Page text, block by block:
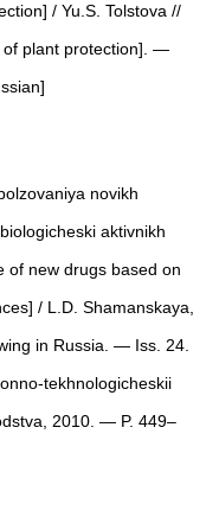
/ Yu.S. Tolstova //
plant protection]. —
novikh
aktivnikh
of new drugs based on
/ L.D. Shamanskaya,
in Russia. — Iss. 24.
tekhnologicheskii
2010. — P. 449–